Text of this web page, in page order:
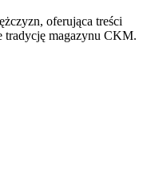
oferująca treści
magazynu CKM.